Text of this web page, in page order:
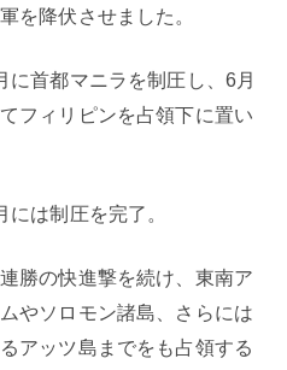
を降伏させました。
に首都マニラを制圧し、6月
フィリピンを占領下に置い
は制圧を完了。
勝の快進撃を続け、東南ア
やソロモン諸島、さらには
アッツ島までをも占領する